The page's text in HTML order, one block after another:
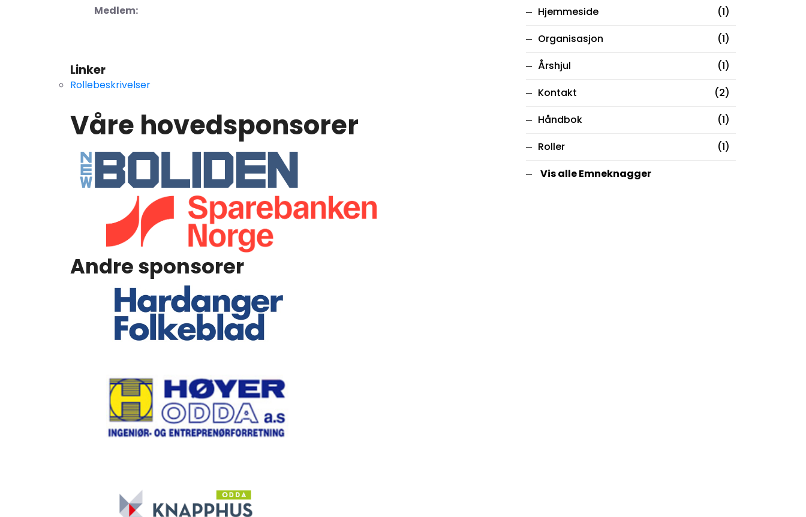
Medlem:
Linker
Rollebeskrivelser
Våre hovedsponsorer
Andre sponsorer
Hjemmeside
(1)
Organisasjon
(1)
Årshjul
(1)
Kontakt
(2)
Håndbok
(1)
Roller
(1)
Vis alle Emneknagger